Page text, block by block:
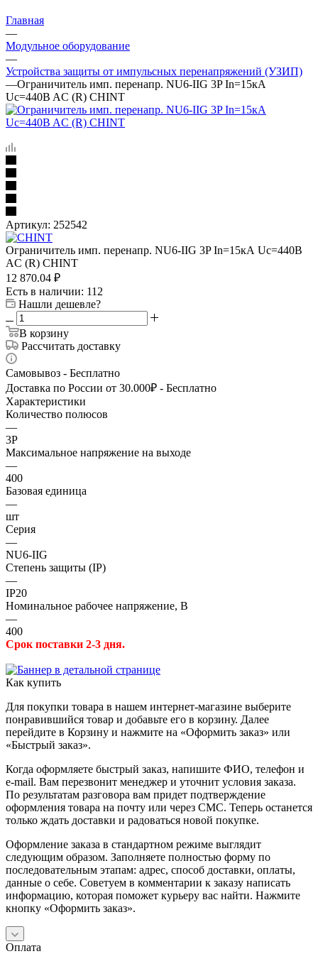
Главная
—
Модульное оборудование
—
Устройства защиты от импульсных перенапряжений (УЗИП)
—Ограничитель имп. перенапр. NU6-IIG 3P In=15кА
Uc=440B AC (R) CHINT
Артикул: 252542
Ограничитель имп. перенапр. NU6-IIG 3P In=15кА Uc=440B
AC (R) CHINT
12 870.04 ₽
Есть в наличии: 112
Нашли дешевле?
В корзину
Рассчитать доставку
Самовывоз - Бесплатно
Доставка по России от 30.000₽ - Бесплатно
Характеристики
Количество полюсов
—
3P
Максимальное напряжение на выходе
—
400
Базовая единица
—
шт
Серия
—
NU6-IIG
Степень защиты (IP)
—
IP20
Номинальное рабочее напряжение, В
—
400
Срок поставки 2-3 дня.
Как купить
Для покупки товара в нашем интернет-магазине выберите
понравившийся товар и добавьте его в корзину. Далее
перейдите в Корзину и нажмите на «Оформить заказ» или
«Быстрый заказ».
Когда оформляете быстрый заказ, напишите ФИО, телефон и
e-mail. Вам перезвонит менеджер и уточнит условия заказа.
По результатам разговора вам придет подтверждение
оформления товара на почту или через СМС. Теперь останется
только ждать доставки и радоваться новой покупке.
Оформление заказа в стандартном режиме выглядит
следующим образом. Заполняете полностью форму по
последовательным этапам: адрес, способ доставки, оплаты,
данные о себе. Советуем в комментарии к заказу написать
информацию, которая поможет курьеру вас найти. Нажмите
кнопку «Оформить заказ».
Оплата